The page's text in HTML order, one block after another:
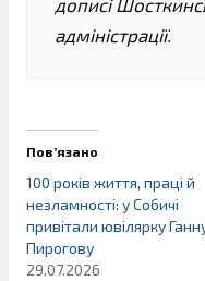
дописі
адміністрації.
Пов’язано
100 років життя, праці й
незламності: у Собичі
привітали ювілярку
Пирогову
29.07.2026